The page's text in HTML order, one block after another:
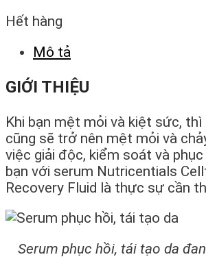
Hết hàng
Mô tả
GIỚI THIỆU
Khi bạn mệt mỏi và kiệt sức, thì
cũng sẽ trở nên mệt mỏi và
việc giải độc, kiểm soát và phục
bạn với serum Nutricentials
Recovery Fluid là thực sự cần
Serum phục hồi, tái tạo da